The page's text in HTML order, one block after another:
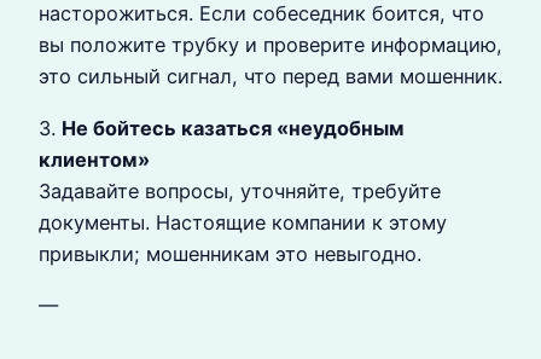
насторожиться. Если собеседник боится, что
вы положите трубку и проверите информацию,
это сильный сигнал, что перед вами мошенник.
3. Не бойтесь казаться «неудобным
клиентом»
Задавайте вопросы, уточняйте, требуйте
документы. Настоящие компании к этому
привыкли; мошенникам это невыгодно.
—